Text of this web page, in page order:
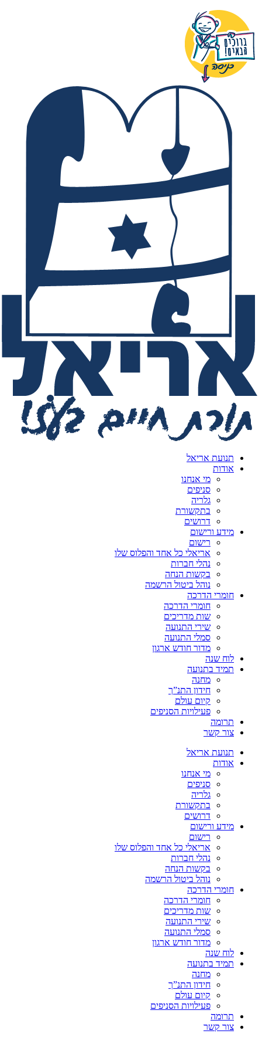
תנועת אריאל
אודות
מי אנחנו
סניפים
גלריה
בתקשורת
דרושים
מידע ורישום
רישום
אריאלי כל אחד והפלוס שלו
נהלי חברות
בקשות הנחה
נוהל ביטול הרשמה
חומרי הדרכה
חומרי הדרכה
שות מדריכים
שירי התנועה
סמלי התנועה
מדור חודש ארגון
לוח שנה
תמיד בתנועה
מחנה
חידון התנ”ך
קיום עולם
פעילויות הסניפים
תרומה
צור קשר
תנועת אריאל
אודות
מי אנחנו
סניפים
גלריה
בתקשורת
דרושים
מידע ורישום
רישום
אריאלי כל אחד והפלוס שלו
נהלי חברות
בקשות הנחה
נוהל ביטול הרשמה
חומרי הדרכה
חומרי הדרכה
שות מדריכים
שירי התנועה
סמלי התנועה
מדור חודש ארגון
לוח שנה
תמיד בתנועה
מחנה
חידון התנ”ך
קיום עולם
פעילויות הסניפים
תרומה
צור קשר